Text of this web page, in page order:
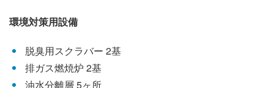
環境対策用設備
脱臭用スクラバー 2基
排ガス燃焼炉 2基
油水分離層 5ヶ所